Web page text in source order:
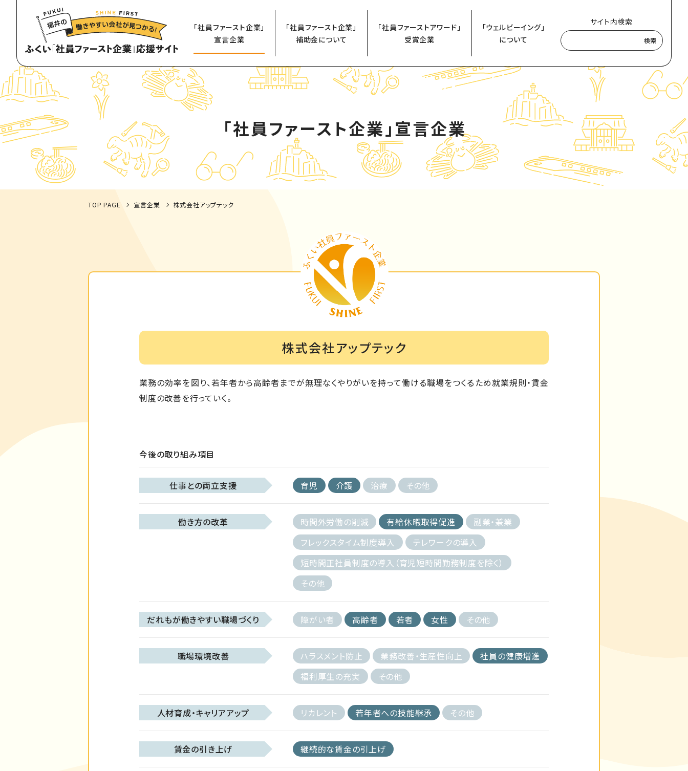
「社員ファースト企業」
宣言企業
「社員ファースト企業」
補助金について
「社員ファーストアワード」
受賞企業
「ウェルビーイング」
について
サイト内検索
検索
「社員ファースト企業」宣言企業
TOP PAGE 宣言企業 株式会社アップテック
株式会社アップテック
業務の効率を図り、若年者から高齢者までが無理なくやりがいを持って働ける職場をつくるため就業規則・賃金
制度の改善を行っていく。
今後の取り組み項目
仕事との両立支援 育児 介護 治療 その他
働き方の改革 時間外労働の削減 有給休暇取得促進
副業・兼業
フレックスタイム制度導入
テレワークの導入
短時間正社員制度の導入（育児短時間勤務制度を除く）
その他
だれもが働きやすい職場づくり 障がい者 高齢者 若者 女性 その他
職場環境改善 ハラスメント防止 業務改善・生産性向上
社員の健康増進
福利厚生の充実
その他
人材育成・キャリアアップ リカレント 若年者への技能継承 その他
賃金の引き上げ 継続的な賃金の引上げ